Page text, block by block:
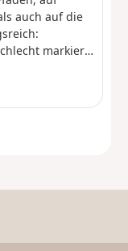
auch auf die
markiert